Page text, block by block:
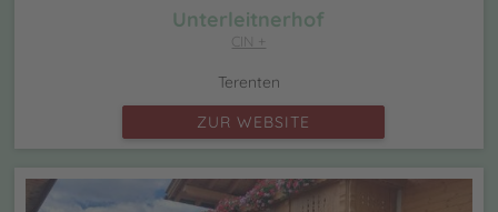
Unterleitnerhof
CIN +
Terenten
ZUR WEBSITE